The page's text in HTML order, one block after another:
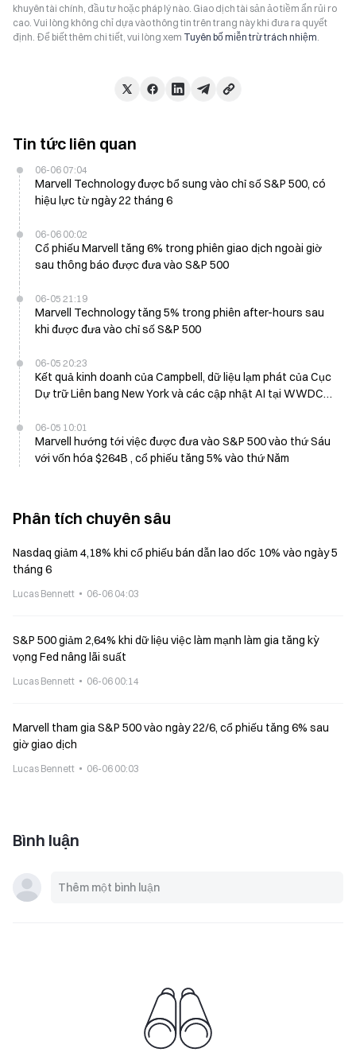
khuyên tài chính, đầu tư hoặc pháp lý nào. Giao dịch tài sản ảo tiềm ẩn rủi ro
cao. Vui lòng không chỉ dựa vào thông tin trên trang này khi đưa ra quyết
định. Để biết thêm chi tiết, vui lòng xem Tuyên bố miễn trừ trách nhiệm.
Tin tức liên quan
06-06 07:04
Marvell Technology được bổ sung vào chỉ số S&P 500, có
hiệu lực từ ngày 22 tháng 6
06-06 00:02
Cổ phiếu Marvell tăng 6% trong phiên giao dịch ngoài giờ
sau thông báo được đưa vào S&P 500
06-05 21:19
Marvell Technology tăng 5% trong phiên after-hours sau
khi được đưa vào chỉ số S&P 500
06-05 20:23
Kết quả kinh doanh của Campbell, dữ liệu lạm phát của Cục
Dự trữ Liên bang New York và các cập nhật AI tại WWDC
06-05 10:01
Marvell hướng tới việc được đưa vào S&P 500 vào thứ Sáu
với vốn hóa $264B , cổ phiếu tăng 5% vào thứ Năm
Phân tích chuyên sâu
Nasdaq giảm 4,18% khi cổ phiếu bán dẫn lao dốc 10% vào ngày 5
tháng 6
Lucas Bennett 06-06 04:03
S&P 500 giảm 2,64% khi dữ liệu việc làm mạnh làm gia tăng kỳ
vọng Fed nâng lãi suất
Lucas Bennett 06-06 00:14
Marvell tham gia S&P 500 vào ngày 22/6, cổ phiếu tăng 6% sau
giờ giao dịch
Lucas Bennett 06-06 00:03
Bình luận